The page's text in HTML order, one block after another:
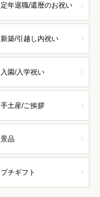
定年退職/還暦のお祝い
新築/引越し内祝い
入園/入学祝い
手土産/ご挨拶
景品
プチギフト